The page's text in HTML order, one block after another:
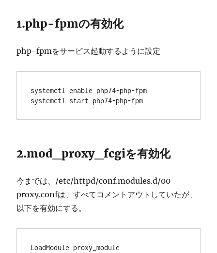
1.php-fpmの有効化
php-fpmをサービス起動するように設定
systemctl enable php74-php-fpm
systemctl start php74-php-fpm
2.mod_proxy_fcgiを有効化
今までは、/etc/httpd/conf.modules.d/00-
proxy.confは、すべてコメントアウトしていたが、
以下を有効にする。
LoadModule proxy_module